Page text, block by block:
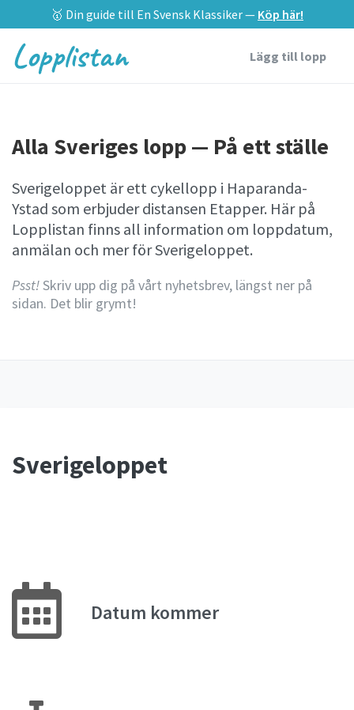
🥇 Din guide till En Svensk Klassiker — Köp här!
Lopplistan Lägg till lopp
Alla Sveriges lopp — På ett ställe
Sverigeloppet är ett cykellopp i Haparanda-
Ystad som erbjuder distansen Etapper. Här på
Lopplistan finns all information om loppdatum,
anmälan och mer för Sverigeloppet.
Psst!Skriv upp dig på vårt nyhetsbrev, längst ner på
sidan. Det blir grymt!
Sverigeloppet
Datum kommer